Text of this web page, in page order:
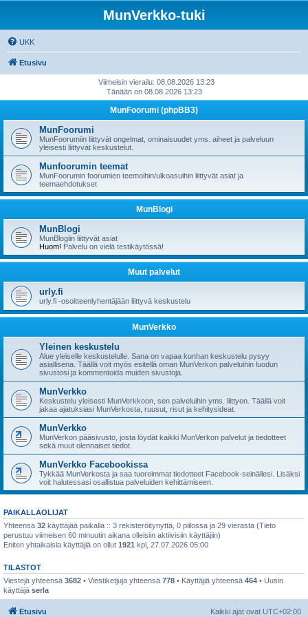
MunVerkko-tuki
UKK
Etusivu
Viimeisin vierailu: 08.08.2026 13:23
Tänään on 08.08.2026 13:23
MunFoorumi (phpBB3)
MunFoorumi
MunFoorumiin liittyvät ongelmat, ominaisuudet yms. aiheet ja palveluun
yleisesti liittyvät keskustelut.
Munfoorumin teemat
MunFoorumin foorumien teemoihin/ulkoasuihin liittyvät asiat ja
teemaehdotukset
MunBlogi
MunBlogi
MunBlogiin liittyvät asiat
Huom! Palvelu on vielä testikäytössä!
Muut palvelut
urly.fi
urly.fi -osoitteenlyhentäjään liittyvä keskustelu
MunVerkko
Yleinen keskustelu
Alue yleiselle keskustelulle. Sana on vapaa kunhan keskustelu pysyy
asiallisena. Täällä voit myös esitellä oman MunVerkon palveluihin luodun
sivustosi ja kommentoida muiden sivustoja.
MunVerkko
Keskustelu yleisesti MunVerkkoon, sen palveluihin yms. liittyen. Täällä voit
jakaa ajatuksiasi MunVerkosta, ruusut, risut ja kehitysideat.
MunVerkko
MunVerkon pääsivusto, josta löydät kaikki MunVerkon palvelut ja tiedotteet
sekä muut olennaiset tiedot.
MunVerkko Facebookissa
Tykkää MunVerkosta ja saa tuoreimmat tiedotteet Facebook-seinällesi. Lisäksi
voit halutessasi osallistua palveluiden kehittämiseen.
PAIKALLAOLIJAT
Yhteensä 32 käyttäjää paikalla :: 3 rekisteröitynyttä, 0 piilossa ja 29 vierasta (Tieto
perustuu viimeisen 60 minuutin aikana olleisiin aktiivisiin käyttäjiin)
Eniten yhtaikaisia käyttäjiä on ollut 1921 kpl, 27.07.2026 05:00
TILASTOT
Viestejä yhteensä 3682 • Viestiketjuja yhteensä 778 • Käyttäjiä yhteensä 464 • Uusin
käyttäjä serla
Etusivu Kaikki ajat ovat UTC+02:00